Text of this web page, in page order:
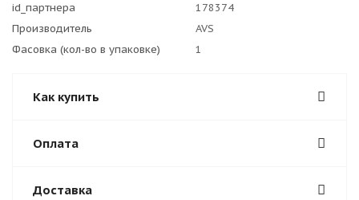
id_партнера
178374
Производитель
AVS
Фасовка (кол-во в упаковке)
1
Как купить
Оплата
Доставка